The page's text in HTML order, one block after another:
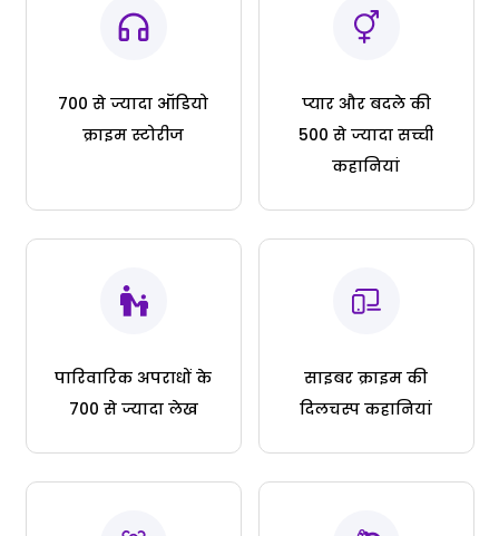
700 से ज्यादा ऑडियो
क्राइम स्टोरीज
प्यार और बदले की
500 से ज्यादा सच्ची
कहानियां
पारिवारिक अपराधों के
700 से ज्यादा लेख
साइबर क्राइम की
दिलचस्प कहानियां